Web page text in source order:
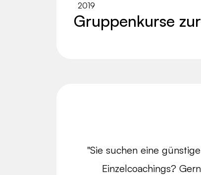
2019
Gruppenkurse
"Sie suchen eine
Einzelcoachings?